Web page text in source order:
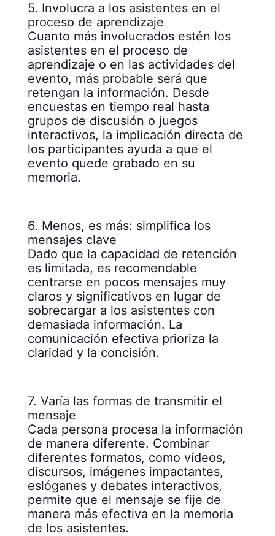
5. Involucra a los asistentes en el
proceso de aprendizaje
Cuanto más involucrados estén los
asistentes en el proceso de
aprendizaje o en las actividades del
evento, más probable será que
retengan la información. Desde
encuestas en tiempo real hasta
grupos de discusión o juegos
interactivos, la implicación directa de
los participantes ayuda a que el
evento quede grabado en su
memoria.
6. Menos, es más: simplifica los
mensajes clave
Dado que la capacidad de retención
es limitada, es recomendable
centrarse en pocos mensajes muy
claros y significativos en lugar de
sobrecargar a los asistentes con
demasiada información. La
comunicación efectiva prioriza la
claridad y la concisión.
7. Varía las formas de transmitir el
mensaje
Cada persona procesa la información
de manera diferente. Combinar
diferentes formatos, como vídeos,
discursos, imágenes impactantes,
eslóganes y debates interactivos,
permite que el mensaje se fije de
manera más efectiva en la memoria
de los asistentes.